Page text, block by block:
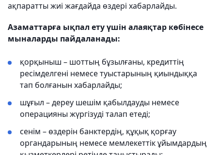
ақпаратты жиі жағдайда өздері хабарлайды.
Азаматтарға ықпал ету үшін алаяқтар көбінесе
мыналарды пайдаланады:
қорқыныш – шоттың бұзылғаны, кредиттің
ресімделгені немесе туыстарының қиындыққа
тап болғанын хабарлайды;
шұғыл – дереу шешім қабылдауды немесе
операцияны жүргізуді талап етеді;
сенім – өздерін банктердің, құқық қорғау
органдарының немесе мемлекеттік ұйымдардың